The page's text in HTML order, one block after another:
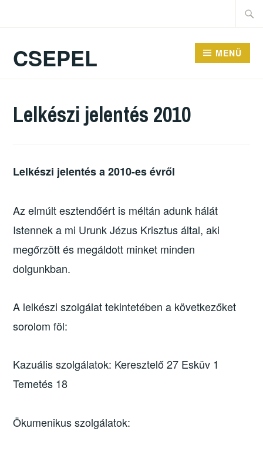
CSEPEL MENÜ
Lelkészi jelentés 2010
Lelkészi jelentés a 2010-es évről
Az elmúlt esztendőért is méltán adunk hálát
Istennek a mi Urunk Jézus Krisztus által, aki
megőrzött és megáldott minket minden
dolgunkban.
A lelkészi szolgálat tekintetében a következőket
sorolom föl:
Kazuális szolgálatok: Keresztelő 27 Esküv 1
Temetés 18
Ökumenikus szolgálatok: